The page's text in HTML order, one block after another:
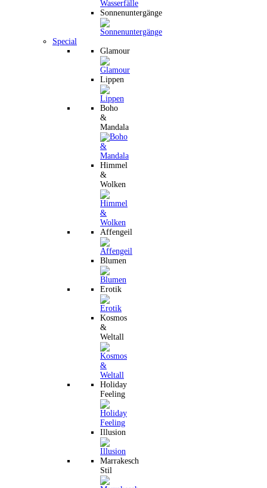
Sonnenuntergänge
Special
Glamour
Lippen
Boho
&
Mandala
Himmel
&
Wolken
Affengeil
Blumen
Erotik
Kosmos
&
Weltall
Holiday
Feeling
Illusion
Marrakesch
Stil